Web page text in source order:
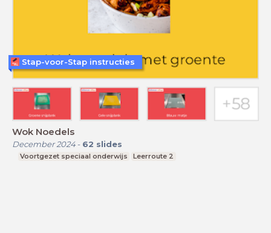
Wok Noedels
December 2024- 62 slides
Voortgezet speciaal onderwijs Leerroute 2
Stap-voor-Stap instructies